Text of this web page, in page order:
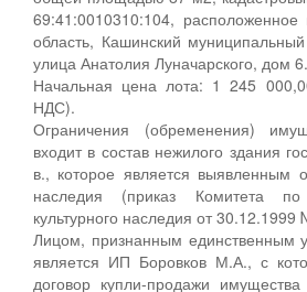
69:41:0010310:104, расположенное
область, Кашинский
улица Анатолия Луначарского, дом 6.
Начальная цена лота: 1 245
НДС).
Ограничения (обременения)
входит в состав нежилого здания
в., которое является выявленным
наследия (приказ Комитета
культурного наследия от
Лицом, признанным единственным
является ИП Боровков М.А., с
договор купли-продажи